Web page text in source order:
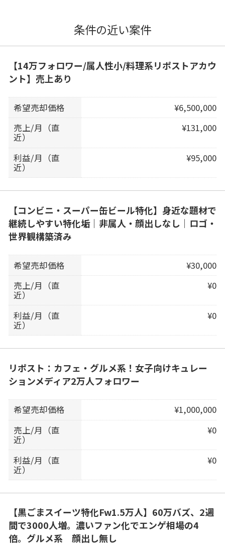
条件の近い案件
【14万フォロワー/属人性小/料理系リポストアカウ
ント】売上あり
希望売却価格
¥6,500,000
売上/月（直
近）
¥131,000
利益/月（直
近）
¥95,000
【コンビニ・スーパー缶ビール特化】身近な題材で
継続しやすい特化垢｜非属人・顔出しなし｜ロゴ・
世界観構築済み
希望売却価格
¥30,000
売上/月（直
近）
¥0
利益/月（直
近）
¥0
リポスト：カフェ・グルメ系！女子向けキュレー
ションメディア2万人フォロワー
希望売却価格
¥1,000,000
売上/月（直
近）
¥0
利益/月（直
近）
¥0
【黒ごまスイーツ特化Fw1.5万人】60万バズ、2週
間で3000人増。濃いファン化でエンゲ相場の4
倍。グルメ系 顔出し無し